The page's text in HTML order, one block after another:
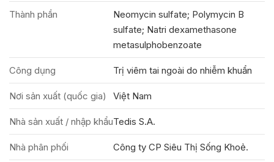
Thành phần
Neomycin sulfate; Polymycin B
sulfate; Natri dexamethasone
metasulphobenzoate
Công dụng Trị viêm tai ngoài do nhiễm khuẩn
Nơi sản xuất (quốc gia) Việt Nam
Nhà sản xuất / nhập khẩuTedis S.A.
Nhà phân phối Công ty CP Siêu Thị Sống Khoẻ.